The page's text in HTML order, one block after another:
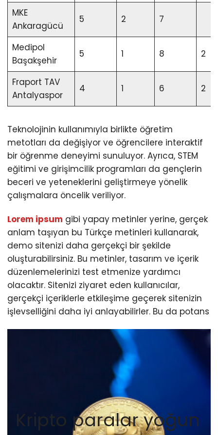
MKE
Ankaragücü
5 2 7
Medipol
Başakşehir
5 1 8 2
Fraport TAV
Antalyaspor
4 1 6 2
Teknolojinin kullanımıyla birlikte öğretim
metotları da değişiyor ve öğrencilere interaktif
bir öğrenme deneyimi sunuluyor. Ayrıca, STEM
eğitimi ve girişimcilik programları da gençlerin
beceri ve yeteneklerini geliştirmeye yönelik
çalışmalara öncelik veriliyor.
Lorem ipsum gibi yapay metinler yerine, gerçek
anlam taşıyan bu Türkçe metinleri kullanarak,
demo sitenizi daha gerçekçi bir şekilde
oluşturabilirsiniz. Bu metinler, tasarım ve içerik
düzenlemelerinizi test etmenize yardımcı
olacaktır. Sitenizi ziyaret eden kullanıcılar,
gerçekçi içeriklerle etkileşime geçerek sitenizin
işlevselliğini daha iyi anlayabilirler. Bu da potans
Kripto paralar yoğun